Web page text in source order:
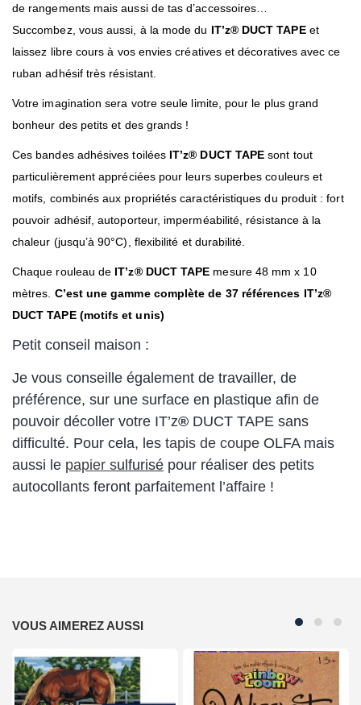
de rangements mais aussi de tas d’accessoires…
Succombez, vous aussi, à la mode du IT’z®DUCT TAPEet
laissez libre cours à vos envies créatives et décoratives avec ce
ruban adhésif très résistant.
Votre imagination sera votre seule limite, pour le plus grand
bonheur des petits et des grands !
Ces bandes adhésives toilées IT’z® DUCT TAPE sont tout
particulièrement appréciées pour leurs superbes couleurs et
motifs, combinés aux propriétés caractéristiques du produit : fort
pouvoir adhésif, autoporteur, imperméabilité, résistance à la
chaleur (jusqu’à 90°C), flexibilité et durabilité.
Chaque rouleau de IT’z®DUCT TAPE mesure 48 mm x 10
mètres. C’est une gamme complète de 37 références IT’z®
DUCT TAPE (motifs et unis)
Petit conseil maison :
Je vous conseille également de travailler, de
préférence, sur une surface en plastique afin de
pouvoir décoller votre IT’z® DUCT TAPE sans
difficulté. Pour cela, les tapis de coupe OLFA mais
aussi le papier sulfurisé pour réaliser des petits
autocollants feront parfaitement l’affaire !
VOUS AIMEREZ AUSSI